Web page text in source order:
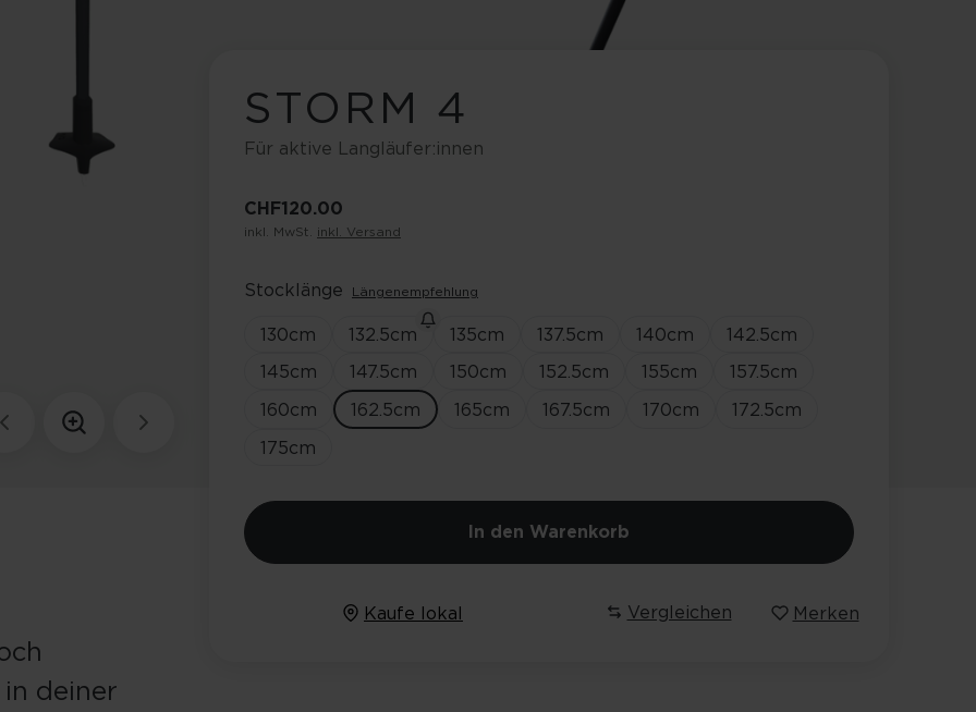
STORM 4
Für aktive Langläufer:innen
CHF 120.00
inkl. MwSt. inkl. Versand
Stocklänge Längenempfehlung
130cm 132.5cm 135cm 137.5cm 140cm 142.5cm
145cm 147.5cm 150cm 152.5cm 155cm 157.5cm
160cm 162.5cm 165cm 167.5cm 170cm 172.5cm
175cm
In den Warenkorb
Kaufe lokal Vergleichen Merken
deiner